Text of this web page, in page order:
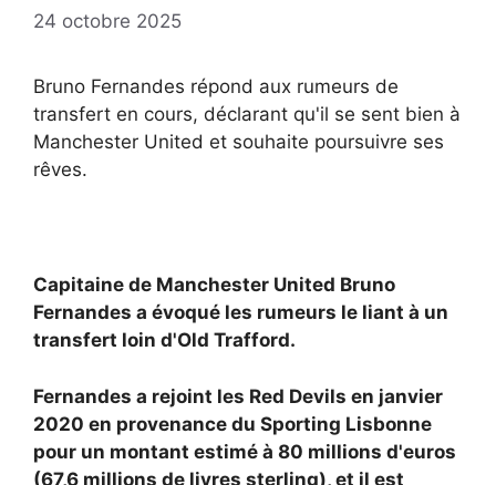
24 octobre 2025
Bruno Fernandes répond aux rumeurs de
transfert en cours, déclarant qu'il se sent bien à
Manchester United et souhaite poursuivre ses
rêves.
Capitaine de Manchester United Bruno
Fernandes a évoqué les rumeurs le liant à un
transfert loin d'Old Trafford.
Fernandes a rejoint les Red Devils en janvier
2020 en provenance du Sporting Lisbonne
pour un montant estimé à 80 millions d'euros
(67,6 millions de livres sterling), et il est